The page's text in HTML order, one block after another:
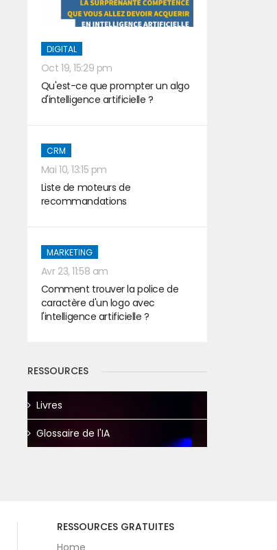
DIGITAL
Oct 19, 15:29 pm
Qu'est-ce que prompter un algo
d'intelligence artificielle ?
CRM
Mai 10, 13:15 pm
Liste de moteurs de
recommandations
MARKETING
Avr 23, 11:58 am
Comment trouver la police de
caractère d'un logo avec
l'intelligence artificielle ?
RESSOURCES
Livres
Glossaire de l'IA
RESSOURCES GRATUITES
Home